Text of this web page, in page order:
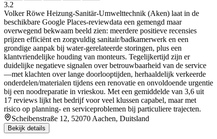
3.2
Volker Röwe Heizung-Sanitär-Umwelttechnik (Aken) laat in de
beschikbare Google Places-reviewdata een gemengd maar
overwegend bekwaam beeld zien: meerdere positieve recensies
prijzen efficiënt en zorgvuldig sanitair/badkamerwerk en een
grondige aanpak bij water-gerelateerde storingen, plus een
klantvriendelijke houding van monteurs. Tegelijkertijd zijn er
duidelijke negatieve signalen over betrouwbaarheid van de service
—met klachten over lange doorlooptijden, herhaaldelijk verkeerde
onderdelen/materialen tijdens een renovatie en onvoldoende urgentie
bij een noodreparatie in vrieskou. Met een gemiddelde van 3,6 uit
17 reviews lijkt het bedrijf voor veel klussen capabel, maar met
risico op planning- en serviceproblemen bij particuliere trajecten.
Scheibenstraße 12, 52070 Aachen, Duitsland
Bekijk details